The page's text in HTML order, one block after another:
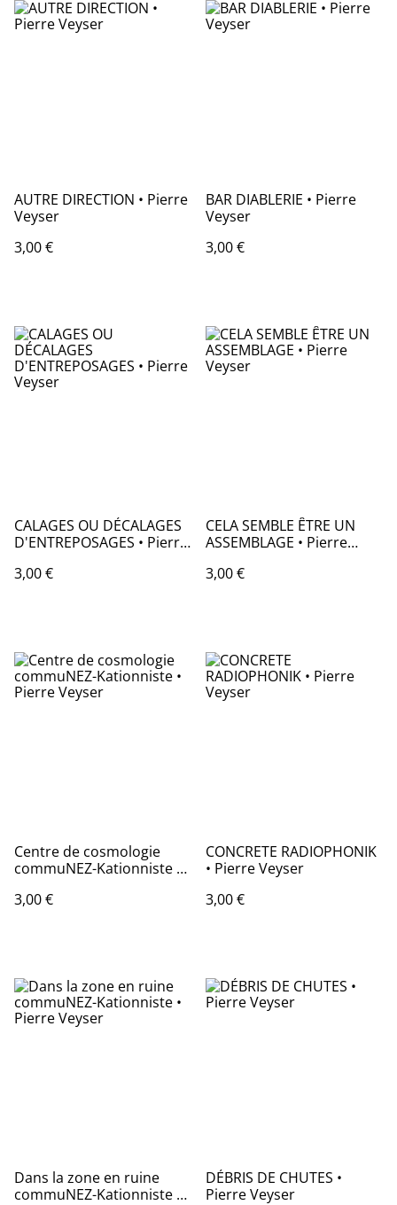
AUTRE DIRECTION • Pierre
Veyser
3,00 €
BAR DIABLERIE • Pierre
Veyser
3,00 €
CALAGES OU DÉCALAGES
D'ENTREPOSAGES • Pierre
3,00 €
CELA SEMBLE ÊTRE UN
ASSEMBLAGE • Pierre
3,00 €
Centre de cosmologie
commuNEZ-Kationniste •
3,00 €
CONCRETE RADIOPHONIK
• Pierre Veyser
3,00 €
Dans la zone en ruine
commuNEZ-Kationniste •
DÉBRIS DE CHUTES •
Pierre Veyser